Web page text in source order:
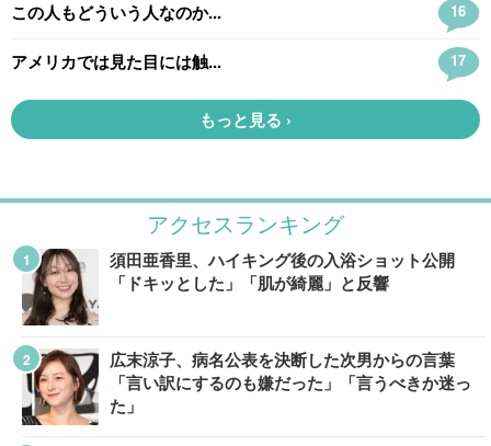
アクセスランキング
須田亜香里、ハイキング後の入浴ショット公開
「ドキッとした」「肌が綺麗」と反響
広末涼子、病名公表を決断した次男からの言葉
「言い訳にするのも嫌だった」「言うべきか迷っ
た」